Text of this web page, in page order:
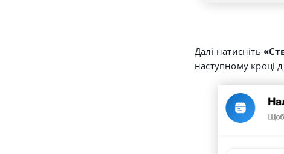
Далі натисніть
наступному кроці